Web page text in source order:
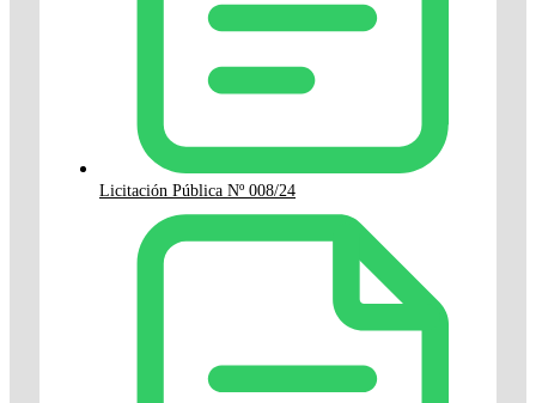
Licitación Pública Nº 008/24